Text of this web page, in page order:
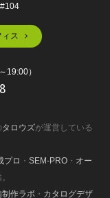
ス
19:00）
タロウズが運営している
プロ ・ SEM-PRO ・ オー
制作ラボ ・ カタログデザ